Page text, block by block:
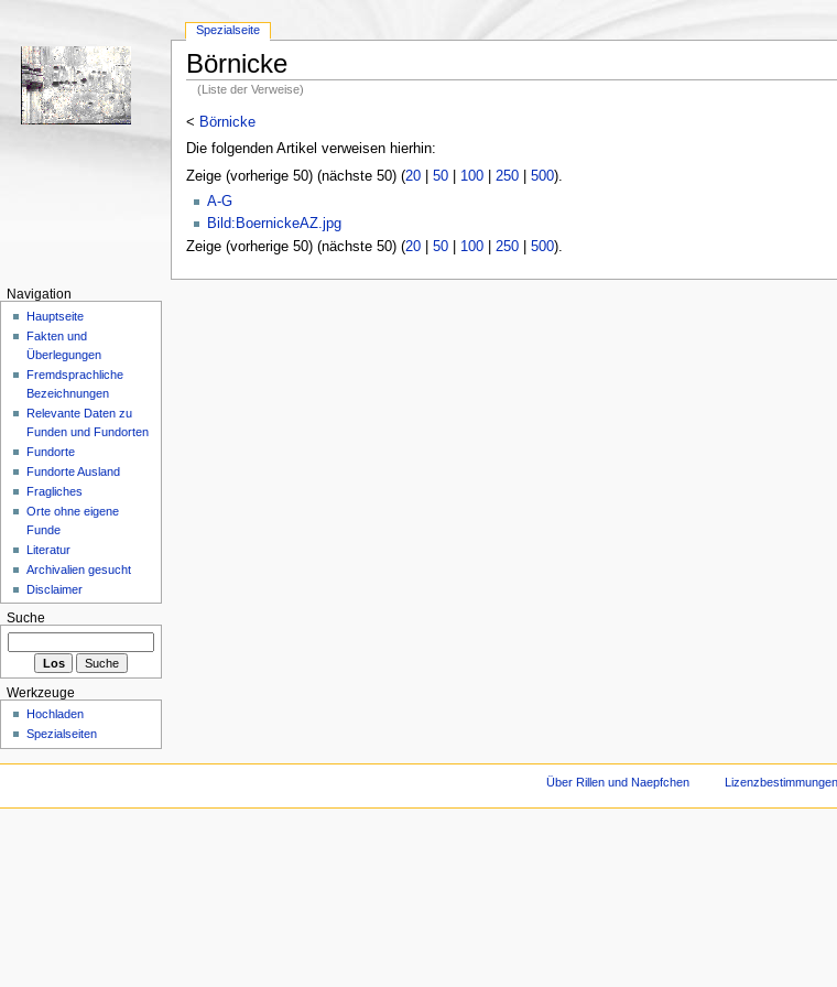
Börnicke
(Liste der Verweise)
< Börnicke
Die folgenden Artikel verweisen hierhin:
Zeige (vorherige 50) (nächste 50) (20| 50| 100| 250| 500).
A-G
Bild:BoernickeAZ.jpg
Zeige (vorherige 50) (nächste 50) (20| 50| 100| 250| 500).
Spezialseite
Navigation
Hauptseite
Fakten und
Überlegungen
Fremdsprachliche
Bezeichnungen
Relevante Daten zu
Funden und Fundorten
Fundorte
Fundorte Ausland
Fragliches
Orte ohne eigene
Funde
Literatur
Archivalien gesucht
Disclaimer
Suche
Werkzeuge
Hochladen
Spezialseiten
Über Rillen und Naepfchen Lizenzbestimmungen